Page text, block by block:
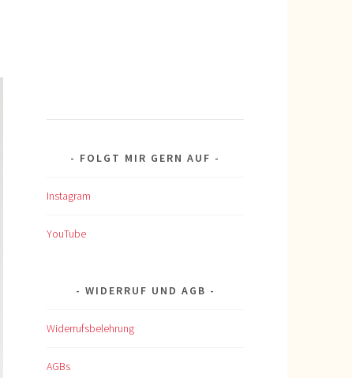
FOLGT MIR GERN AUF
Instagram
YouTube
WIDERRUF UND AGB
Widerrufsbelehrung
AGBs